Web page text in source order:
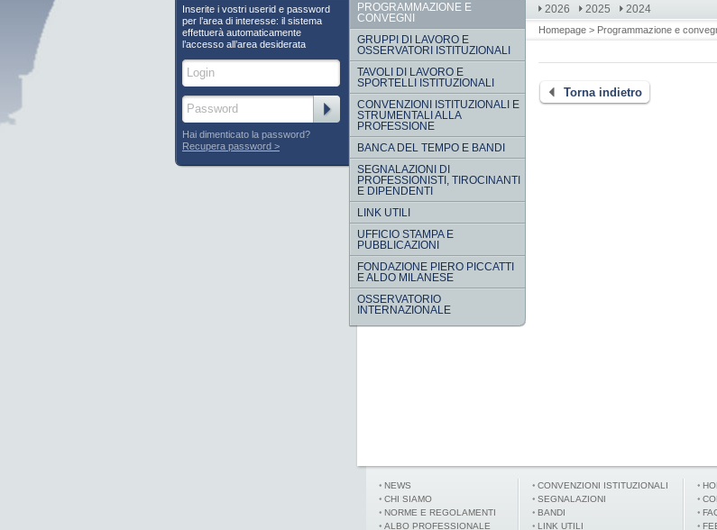
PROGRAMMAZIONE E
CONVEGNI
GRUPPI DI LAVORO E
OSSERVATORI ISTITUZIONALI
TAVOLI DI LAVORO E
SPORTELLI ISTITUZIONALI
CONVENZIONI ISTITUZIONALI E
STRUMENTALI ALLA
PROFESSIONE
BANCA DEL TEMPO E BANDI
SEGNALAZIONI DI
PROFESSIONISTI, TIROCINANTI
E DIPENDENTI
LINK UTILI
UFFICIO STAMPA E
PUBBLICAZIONI
FONDAZIONE PIERO PICCATTI
E ALDO MILANESE
OSSERVATORIO
INTERNAZIONALE
Inserite i vostri userid e password
per l’area di interesse: il sistema
effettuerà automaticamente
l’accesso all’area desiderata
Hai dimenticato la password?
Recupera password
2026 2025 2024
Homepage > Programmazione e
Torna indietro
NEWS
CHI SIAMO
NORME E REGOLAMENTI
ALBO PROFESSIONALE
CONVENZIONI ISTITUZIONALI
SEGNALAZIONI
BANDI
LINK UTILI